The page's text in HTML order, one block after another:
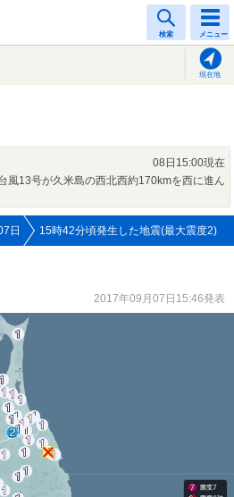
検索 メニュー
現在地
08日15:00現在
風13号が久米島の西北西約170kmを西に進ん
日 15時42分頃発生した地震(最大震度2)
2017年09月07日15:46発表